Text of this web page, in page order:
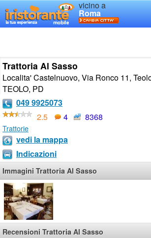
vicino a
Roma
Trattoria Al Sasso
Localita' Castelnuovo, Via Ronco 11,
TEOLO, PD
049 9925073
2.5
4 8368
Trattorie
vedi la mappa
Indicazioni
Immagini Trattoria Al Sasso
Recensioni Trattoria Al Sasso